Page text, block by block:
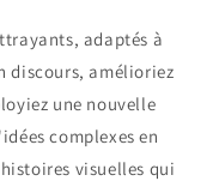
adaptés à
discours, amélioriez
une nouvelle
complexes en
visuelles qui